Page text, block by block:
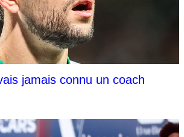
jamais connu un coach